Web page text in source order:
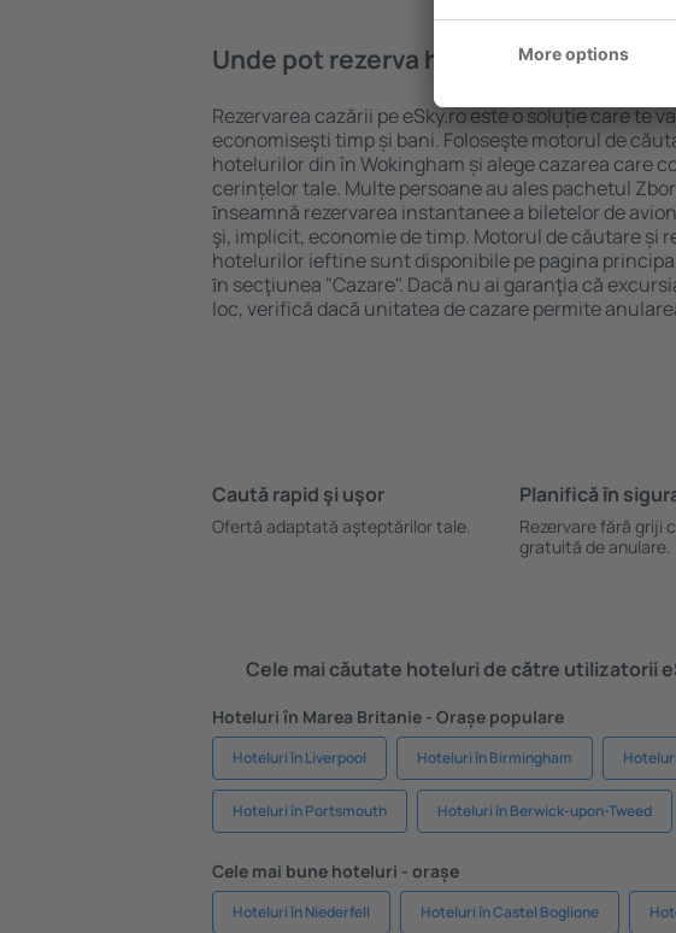
Unde pot rezerva hoteluri ȋn în
Rezervarea cazării pe eSky.ro este o soluție care te
economiseşti timp și bani. Foloseşte motorul de
hotelurilor din în Wokingham și alege cazarea care
cerințelor tale. Multe persoane au ales pachetul
ȋnseamnă rezervarea instantanee a biletelor de
şi, implicit, economie de timp. Motorul de căutare și
hotelurilor ieftine sunt disponibile pe pagina
ȋn secţiunea "Cazare". Dacă nu ai garanţia că
loc, verifică dacă unitatea de cazare permite
Caută rapid şi uşor
Ofertă adaptată aşteptărilor tale.
Planifică ȋn
Rezervare fără griji
gratuită de anulare.
Cele mai căutate hoteluri de către utilizatorii
Hoteluri în Marea Britanie - Orașe populare
Hoteluri în Liverpool Hoteluri în Birmingham
Hoteluri în Portsmouth Hoteluri în Berwick-upon-Tweed
Cele mai bune hoteluri - orașe
Hoteluri în Niederfell Hoteluri în Castel Boglione